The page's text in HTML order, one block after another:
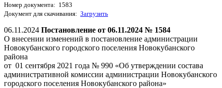
Номер документа: 1583
Документ для скачивания: Загрузить
06.11.2024 Постановление от 06.11.2024 № 1584
О внесении изменений в постановление администрации
Новокубанского городского поселения Новокубанского
района
от 01 сентября 2021 года № 990 «Об утверждении состава
административной комиссии администрации Новокубанского
городского поселения Новокубанского района»